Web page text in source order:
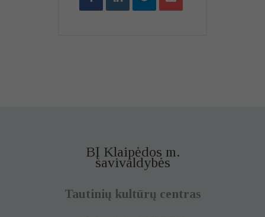
BĮ Klaipėdos m.
savivaldybės
Tautinių kultūrų centras